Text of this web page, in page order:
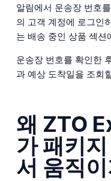
알림에서 운송장 번호
의 고객 계정에 로그인
는 배송 중인 상품 섹션
운송장 번호를 확인한
과 예상 도착일을 조회
왜 ZTO
가 패키
서 움직